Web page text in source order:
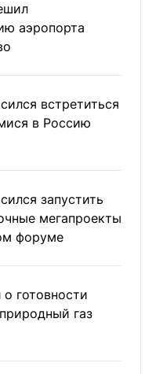
аэропорта
встретиться
в Россию
запустить
мегапроекты
форуме
о готовности
газ